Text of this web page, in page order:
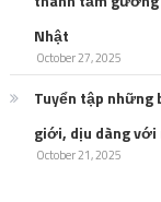
Nhật
October 27, 2025
Tuyển tập
giới, dịu dàng với
October 21, 2025